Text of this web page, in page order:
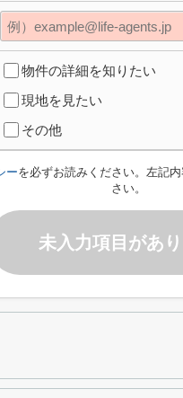
物件の詳細を知りたい
現地を見たい
その他
ーを必ずお読みください。左記
さい。
未入力項目があ